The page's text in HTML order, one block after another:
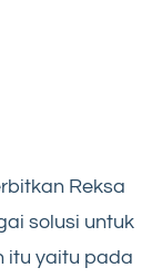
Reksa
solusi untuk
itu yaitu pada